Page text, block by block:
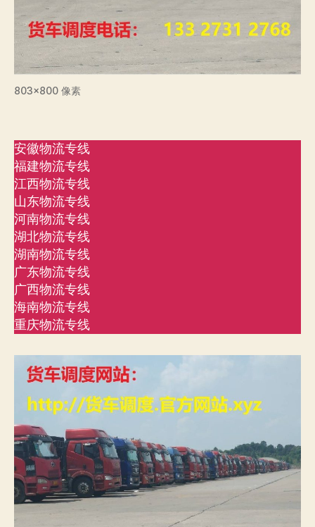
803×800 像素
安徽物流专线
福建物流专线
江西物流专线
山东物流专线
河南物流专线
湖北物流专线
湖南物流专线
广东物流专线
广西物流专线
海南物流专线
重庆物流专线